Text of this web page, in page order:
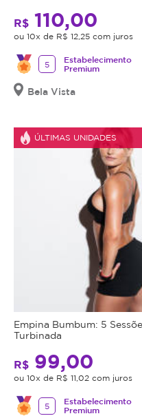
R$ 110,00
ou 10x de R$ 12,25 com juros
5
Estabelecimento
Premium
Bela Vista
ÚLTIMAS UNIDADES
Empina Bumbum: 5
Turbinada
R$ 99,00
ou 10x de R$ 11,02 com juros
5
Estabelecimento
Premium